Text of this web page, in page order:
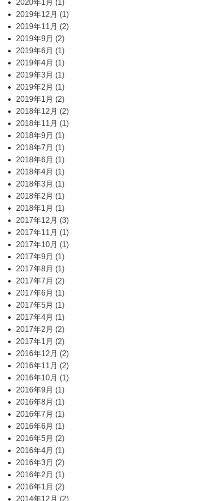
2020年1月 (1)
2019年12月 (1)
2019年11月 (2)
2019年9月 (2)
2019年6月 (1)
2019年4月 (1)
2019年3月 (1)
2019年2月 (1)
2019年1月 (2)
2018年12月 (2)
2018年11月 (1)
2018年9月 (1)
2018年7月 (1)
2018年6月 (1)
2018年4月 (1)
2018年3月 (1)
2018年2月 (1)
2018年1月 (1)
2017年12月 (3)
2017年11月 (1)
2017年10月 (1)
2017年9月 (1)
2017年8月 (1)
2017年7月 (2)
2017年6月 (1)
2017年5月 (1)
2017年4月 (1)
2017年2月 (2)
2017年1月 (2)
2016年12月 (2)
2016年11月 (2)
2016年10月 (1)
2016年9月 (1)
2016年8月 (1)
2016年7月 (1)
2016年6月 (1)
2016年5月 (2)
2016年4月 (1)
2016年3月 (2)
2016年2月 (1)
2016年1月 (2)
2014年12月 (2)